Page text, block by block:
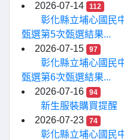
2026-07-14
112
彰化縣立埔心國民
甄選第5次甄選結果...
2026-07-15
97
彰化縣立埔心國民
甄選第6次甄選結果...
2026-07-16
94
新生服裝購買提醒
2026-07-23
74
彰化縣立埔心國民